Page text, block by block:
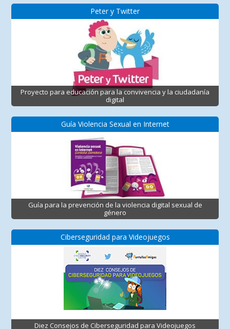
Peter y Twitter
Proyecto para educación para la convivencia y la ciudadanía
digital
Guía Violencia Sexual en Internet
Guía para la prevención de la violencia digital sexual de
género
Ciberseguridad para Videojuegos
Diez Consejos de Ciberseguridad para Videojuegos